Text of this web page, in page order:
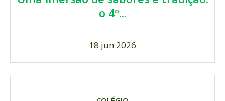
o 4º...
18 jun 2026